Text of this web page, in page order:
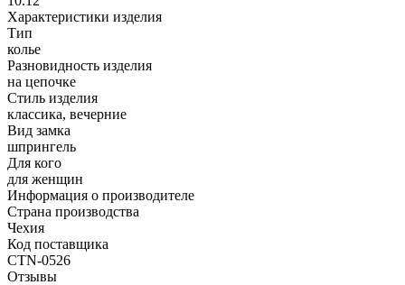
Характеристики изделия
Тип
колье
Разновидность изделия
на цепочке
Стиль изделия
классика, вечерние
Вид замка
шпрингель
Для кого
для женщин
Информация о производителе
Страна производства
Чехия
Код поставщика
CTN-0526
Отзывы